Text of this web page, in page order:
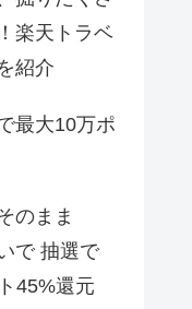
楽天トラベ
紹介
最大10万ポ
のまま
で 抽選で
45%還元